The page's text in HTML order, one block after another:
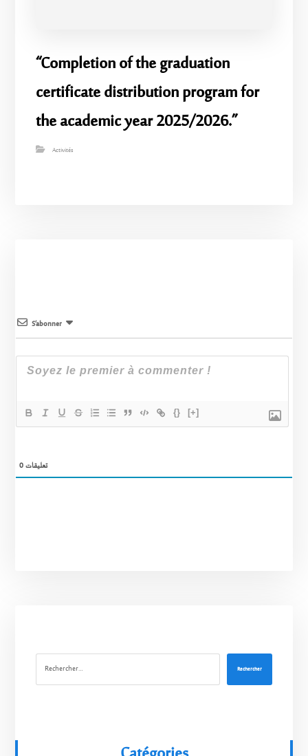
“Completion of the graduation
certificate distribution program for
the academic year 2025/2026.”
Activités
S’abonner
{} [+]
0تعليقات
Rechercher